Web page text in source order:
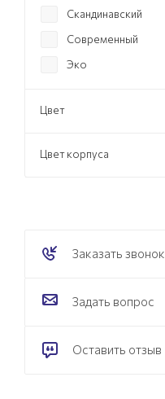
Скандинавский
Современный
Эко
Цвет
Цвет корпуса
Заказать звонок
Задать вопрос
Оставить отзыв